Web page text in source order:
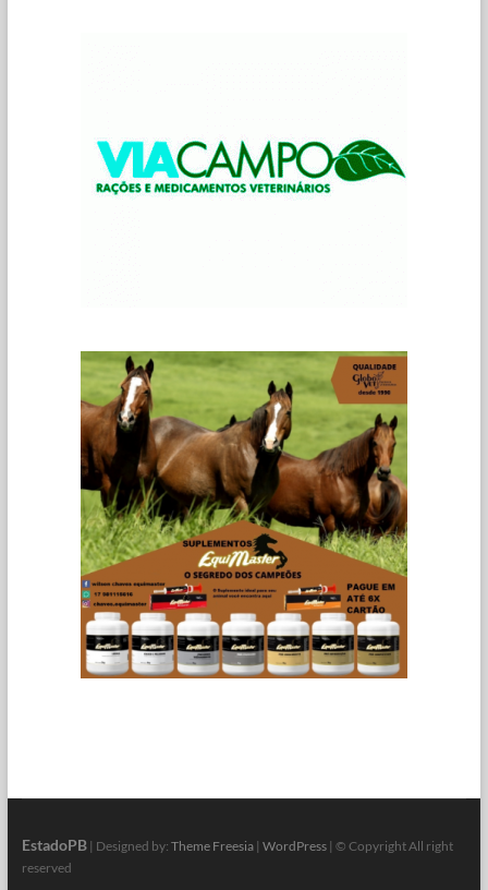
EstadoPB| Designed by: Theme Freesia| WordPress| © Copyright All right
reserved